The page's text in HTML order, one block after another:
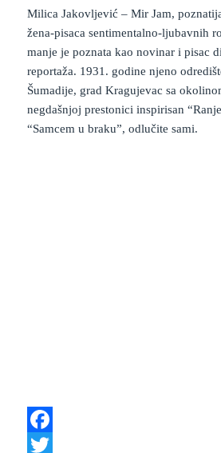
Milica Jakovljević – Mir Jam,
žena-pisaca sentimentalno-ljubavnih
manje je poznata kao novinar i pisac
reportaža. 1931. godine njeno
Šumadije, grad Kragujevac sa
negdašnjoj prestonici inspirisan
“Samcem u braku”, odlučite sami.
F